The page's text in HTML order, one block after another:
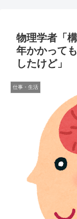
物理学者「
年かかって
したけど」
仕事・生活